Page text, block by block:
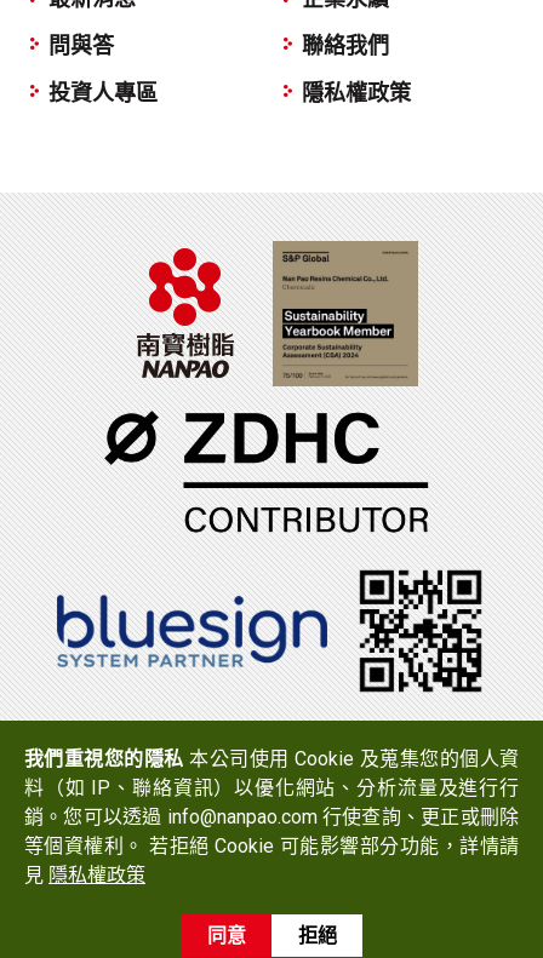
問與答
投資人專區
聯絡我們
隱私權政策
地址：723 台南市西港區中山路519號
Email：
info@nanpao.com
Copyright © 2017 NANPAO RESINS CHEMICAL GROUP All
Rights Reserved.
Design
Ezlook
我們重視您的隱私 本公司使用 Cookie 及蒐集您的個人資
料（如 IP、聯絡資訊）以優化網站、分析流量及進行行
銷。您可以透過 info@nanpao.com 行使查詢、更正或刪除
等個資權利。 若拒絕 Cookie 可能影響部分功能，詳情請
見 隱私權政策
同意 拒絕